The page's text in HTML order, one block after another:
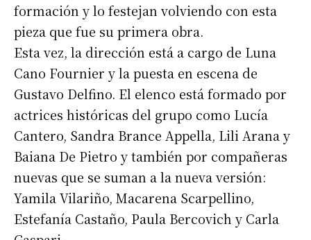
formación y lo festejan volviendo con esta
pieza que fue su primera obra.
Esta vez, la dirección está a cargo de Luna
Cano Fournier y la puesta en escena de
Gustavo Delfino. El elenco está formado por
actrices históricas del grupo como Lucía
Cantero, Sandra Brance Appella, Lili Arana y
Baiana De Pietro y también por compañeras
nuevas que se suman a la nueva versión:
Yamila Vilariño, Macarena Scarpellino,
Estefanía Castaño, Paula Bercovich y Carla